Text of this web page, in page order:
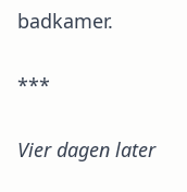
badkamer.
***
Vier dagen later